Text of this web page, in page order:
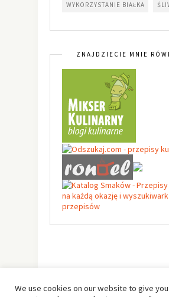
WYKORZYSTANIE BIAŁKA
ZNAJDZIECIE MNIE
We use cookies on our website to give